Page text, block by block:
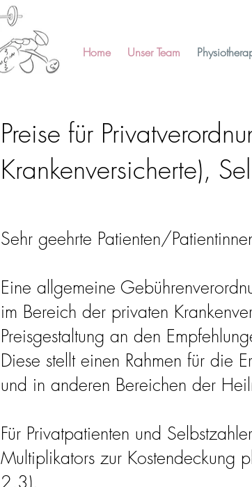
Home Unser Team
Preise für
Krankenversicherte),
Sehr geehrte Patienten/
Eine allgemeine
im Bereich der privaten
Preisgestaltung an den
Diese stellt einen Rahmen für die
und in anderen Bereichen der
Für Privatpatienten und
Multiplikators zur Kostendeckung
2,3).